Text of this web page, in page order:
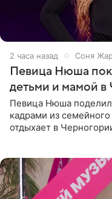
2 часа назад Соня
Певица Нюша
детьми и мамой
Певица Нюша
кадрами из семейного
отдыхает в